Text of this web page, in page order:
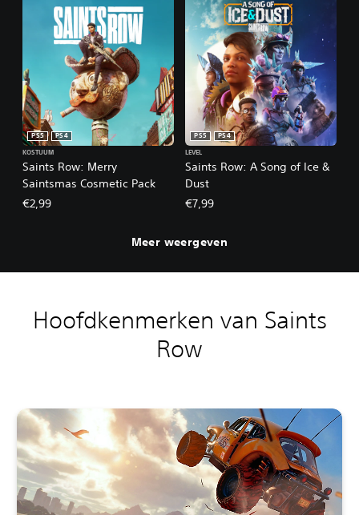
Saints Row: Merry
Saintsmas Cosmetic Pack
PS5
PS4
KOSTUUM
€2,99
Saints Row: A Song of Ice &
Dust
PS5
PS4
LEVEL
€7,99
Meer weergeven
Hoofdkenmerken van Saints
Row